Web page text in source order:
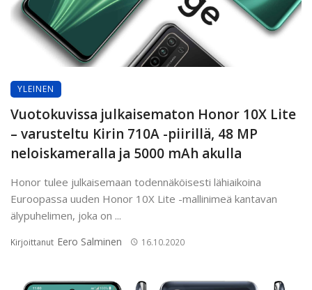
YLEINEN
Vuotokuvissa julkaisematon Honor 10X Lite
– varusteltu Kirin 710A -piirillä, 48 MP
neloiskameralla ja 5000 mAh akulla
Honor tulee julkaisemaan todennäköisesti lähiaikoina
Euroopassa uuden Honor 10X Lite -mallinimeä kantavan
älypuhelimen, joka on ...
Kirjoittanut Eero Salminen 16.10.2020